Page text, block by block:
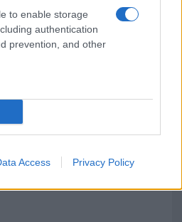
to enable storage
authentication
prevention, and other
Access Privacy Policy
Diturco